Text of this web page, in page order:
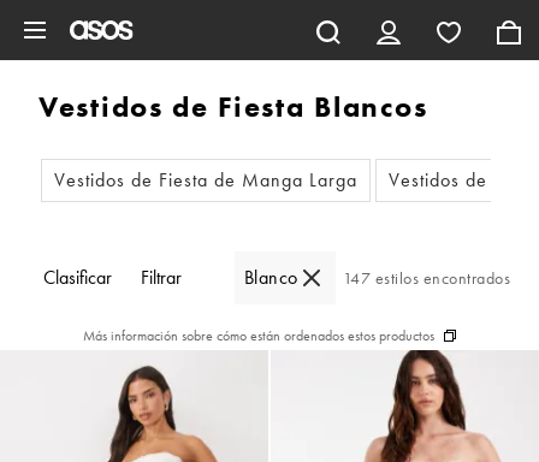
Vestidos de Fiesta Blancos
Vestidos de Fiesta de Manga Larga Vestidos de
Clasificar Filtrar Blanco 147 estilos encontrados
Más información sobre cómo están ordenados estos productos